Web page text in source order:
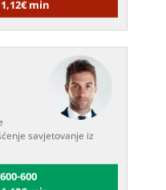
savjetovanje iz
600
min